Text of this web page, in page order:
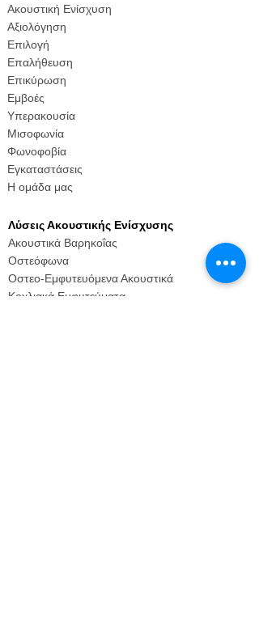
Ακουστική Ενίσχυση
Αξιολόγηση
Επιλογή
Επαλήθευση
Επικύρωση
Εμβοές
Υπερακουσία
Μισοφωνία
Φωνοφοβία
Εγκαταστάσεις
Η ομάδα μας
Λύσεις Ακουστικής Ενίσχυσης
Ακουστικά Βαρηκοΐας
Οστεόφωνα
Οστεο-Εμφυτευόμενα Ακουστικά
Κοχλιακά Εμφυτεύματα